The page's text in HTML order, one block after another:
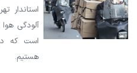
استاندار
آلودگی
است که
هستیم.